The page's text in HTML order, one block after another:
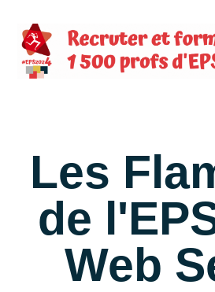
Les
de
Web